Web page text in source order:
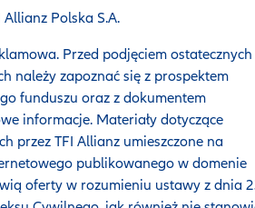
Polska S.A.
Przed podjęciem ostatecznych
należy zapoznać się z prospektem
funduszu oraz z dokumentem
informacje. Materiały dotyczące
przez TFI Allianz umieszczone na
publikowanego w domenie
oferty w rozumieniu ustawy z dnia